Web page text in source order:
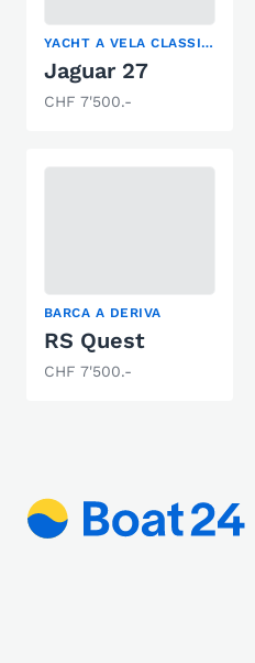
YACHT A VELA CLASSICA
Jaguar 27
CHF 7'500.-
BARCA A DERIVA
RS Quest
CHF 7'500.-